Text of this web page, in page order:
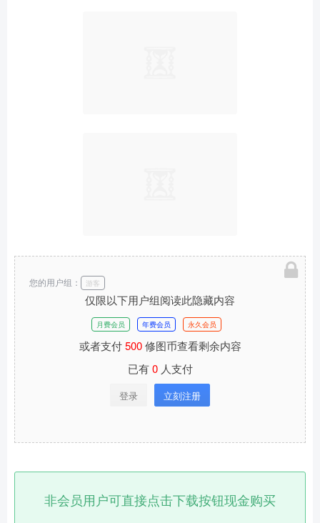
仅限以下用户组阅读此隐藏内容
月费会员 年费会员 永久会员
或者支付500修图币查看剩余内容
已有0人支付
登录 立刻注册
您的用户组： 游客
非会员用户可直接点击下载按钮现金购买